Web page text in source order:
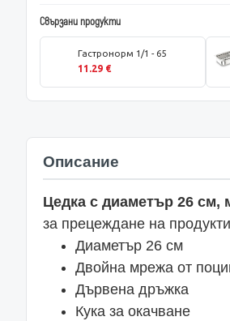
Свързани продукти
Гастронорм 1/1 - 65
11.29 €
Описание
Цедка с диаметър 26 см,
за прецеждане на
Диаметър 26 см
Двойна мрежа от
Дървена дръжка
Кука за окачване